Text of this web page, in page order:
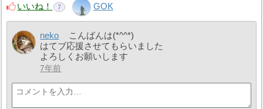
いいね！ 7 GOK
neko
こんばんは(*^^*)
はてブ応援させてもらいました
よろしくお願いします
7年前